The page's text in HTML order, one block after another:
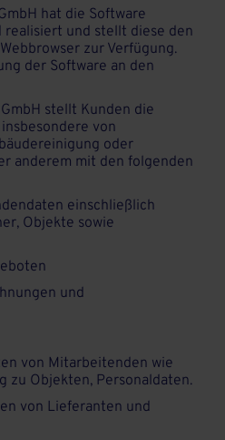
hat die Software
und stellt diese den
zur Verfügung.
der Software an den
stellt Kunden die
von
oder
anderem mit den folgenden
einschließlich
Objekte sowie
und
von Mitarbeitenden wie
zu Objekten, Personaldaten.
von Lieferanten und